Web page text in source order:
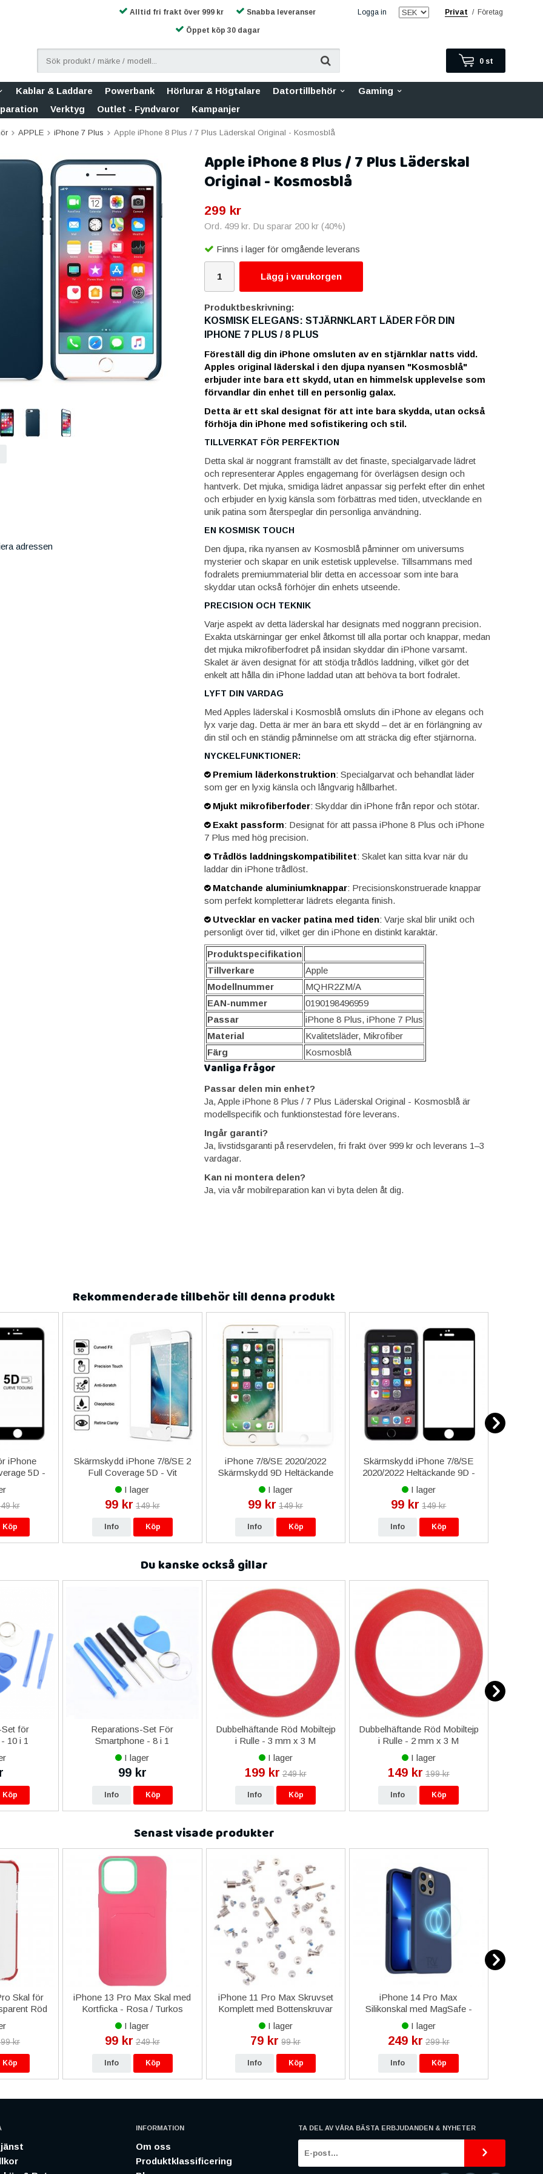
Logga in Privat / Företag
Alltid fri frakt över 999 kr Snabba leveranser
Öppet köp 30 dagar
0 st
Kablar & Laddare Powerbank Hörlurar & Högtalare Datortillbehör
Gaming
Verktyg Outlet - Fyndvaror Kampanjer
APPLE iPhone 7 Plus Apple iPhone 8 Plus / 7 Plus Läderskal Original - Kosmosblå
Apple iPhone 8 Plus / 7 Plus Läderskal
Original - Kosmosblå
299 kr
Ord. 499 kr. Du sparar 200 kr(40%)
Finns i lager för omgående leverans
Lägg i varukorgen
Produktbeskrivning:
KOSMISK ELEGANS: STJÄRNKLART LÄDER FÖR DIN
IPHONE 7 PLUS / 8 PLUS
Föreställ dig din iPhone omsluten av en stjärnklar natts vidd.
Apples original läderskal i den djupa nyansen "Kosmosblå"
erbjuder inte bara ett skydd, utan en himmelsk upplevelse som
förvandlar din enhet till en personlig galax.
Detta är ett skal designat för att inte bara skydda, utan också
förhöja din iPhone med sofistikering och stil.
TILLVERKAT FÖR PERFEKTION
Detta skal är noggrant framställt av det finaste, specialgarvade lädret
och representerar Apples engagemang för överlägsen design och
hantverk. Det mjuka, smidiga lädret anpassar sig perfekt efter din enhet
och erbjuder en lyxig känsla som förbättras med tiden, utvecklande en
unik patina som återspeglar din personliga användning.
EN KOSMISK TOUCH
Den djupa, rika nyansen av Kosmosblå påminner om universums
mysterier och skapar en unik estetisk upplevelse. Tillsammans med
fodralets premiummaterial blir detta en accessoar som inte bara
skyddar utan också förhöjer din enhets utseende.
PRECISION OCH TEKNIK
Varje aspekt av detta läderskal har designats med noggrann precision.
Exakta utskärningar ger enkel åtkomst till alla portar och knappar, medan
det mjuka mikrofiberfodret på insidan skyddar din iPhone varsamt.
Skalet är även designat för att stödja trådlös laddning, vilket gör det
enkelt att hålla din iPhone laddad utan att behöva ta bort fodralet.
LYFT DIN VARDAG
Med Apples läderskal i Kosmosblå omsluts din iPhone av elegans och
lyx varje dag. Detta är mer än bara ett skydd – det är en förlängning av
din stil och en ständig påminnelse om att sträcka dig efter stjärnorna.
NYCKELFUNKTIONER:
Premium läderkonstruktion: Specialgarvat och behandlat läder
som ger en lyxig känsla och långvarig hållbarhet.
Mjukt mikrofiberfoder: Skyddar din iPhone från repor och stötar.
Exakt passform:Designat för att passa iPhone 8 Plus och iPhone
7 Plus med hög precision.
Trådlös laddningskompatibilitet:Skalet kan sitta kvar när du
laddar din iPhone trådlöst.
Matchande aluminiumknappar: Precisionskonstruerade knappar
som perfekt kompletterar lädrets eleganta finish.
Utvecklar en vacker patina med tiden:Varje skal blir unikt och
personligt över tid, vilket ger din iPhone en distinkt karaktär.
Produktspecifikation
Tillverkare
Apple
Modellnummer
MQHR2ZM/A
EAN-nummer
0190198496959
Passar
iPhone 8 Plus, iPhone 7 Plus
Material
Kvalitetsläder, Mikrofiber
Färg
Kosmosblå
Vanliga frågor
Passar delen min enhet?
Ja, Apple iPhone 8 Plus / 7 Plus Läderskal Original - Kosmosblå är
modellspecifik och funktionstestad före leverans.
Ingår garanti?
Ja, livstidsgaranti på reservdelen, fri frakt över 999 kr och leverans 1–3
vardagar.
Kan ni montera delen?
Ja, via vår mobilreparation kan vi byta delen åt dig.
adressen
Rekommenderade tillbehör till denna produkt
iPhone
5D -
kr
Köp
Skärmskydd iPhone 7/8/SE 2
Full Coverage 5D - Vit
I lager
99 kr 149 kr
Info Köp
iPhone 7/8/SE 2020/2022
Skärmskydd 9D Heltäckande
- Vit
I lager
99 kr 149 kr
Info Köp
Skärmskydd iPhone 7/8/SE
2020/2022 Heltäckande 9D -
Svart
I lager
99 kr 149 kr
Info Köp
Du kanske också gillar
Set för
10 i 1
Köp
Reparations-Set För
Smartphone - 8 i 1
I lager
99 kr
Info Köp
Dubbelhäftande Röd Mobiltejp
i Rulle - 3 mm x 3 M
I lager
199 kr 249 kr
Info Köp
Dubbelhäftande Röd Mobiltejp
i Rulle - 2 mm x 3 M
I lager
149 kr 199 kr
Info Köp
Senast visade produkter
Skal för
Röd
kr
Köp
iPhone 13 Pro Max Skal med
Kortficka - Rosa / Turkos
I lager
99 kr 249 kr
Info Köp
iPhone 11 Pro Max Skruvset
Komplett med Bottenskruvar
- Guld
I lager
79 kr 99 kr
Info Köp
iPhone 14 Pro Max
Silikonskal med MagSafe -
Blå
I lager
249 kr 299 kr
Info Köp
INFORMATION
Om oss
Produktklassificering
TA DEL AV VÅRA BÄSTA ERBJUDANDEN & NYHETER